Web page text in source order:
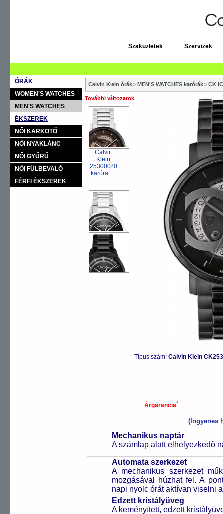
Szaküzletek Szervizek
ÓRÁK
WOMEN'S WATCHES
MEN'S WATCHES
ÉKSZEREK
NŐI KARKÖTŐ
NŐI NYAKLÁNC
NŐI GYŰRŰ
NŐI FÜLBEVALÓ
FÉRFI ÉKSZEREK
Calvin Klein órák>MEN'S WATCHES karórák>CK
További változatok
Típus szám: Calvin Klein
Árgarancia*
(Ingyenes
Mechanikus naptár
A számlap alatt elhelyezkedő
Automata szerkezet
A mechanikus szerkezet
mozgásával húzhat fel. A
napi nyolc órát aktívan viselni
Edzett kristályüveg
A keményített, edzett